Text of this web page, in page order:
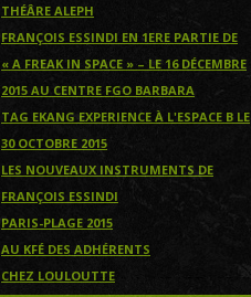
THÉÂRE ALEPH
FRANÇOIS ESSINDI EN 1ERE PARTIE DE
« A FREAK IN SPACE » – LE 16 DÉCEMBRE
2015 AU CENTRE FGO BARBARA
TAG EKANG EXPERIENCE À L'ESPACE B LE
30 OCTOBRE 2015
LES NOUVEAUX INSTRUMENTS DE
FRANÇOIS ESSINDI
PARIS-PLAGE 2015
AU KFÉ DES ADHÉRENTS
CHEZ LOULOUTTE